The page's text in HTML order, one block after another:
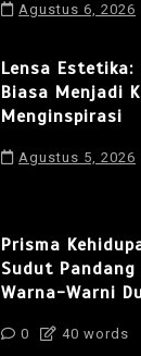
Agustus 6, 2026
Lensa Estetika:
Biasa Menjadi
Menginspirasi
Agustus 5, 2026
Prisma
Sudut Pandang
Warna-Warni
0 40 words